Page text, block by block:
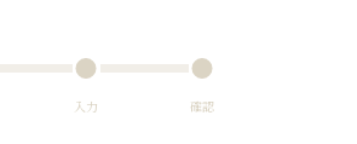
入力 確認